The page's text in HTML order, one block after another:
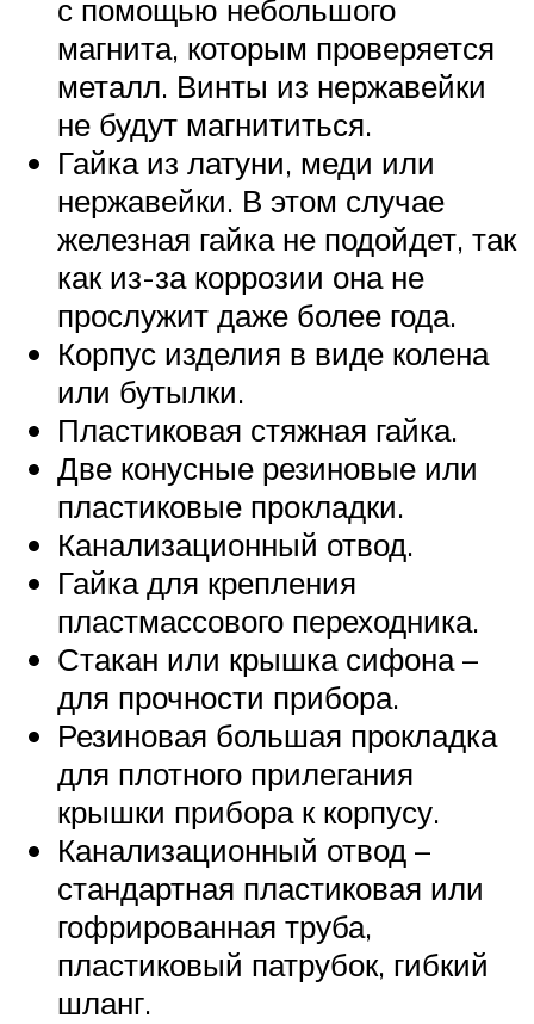
с помощью небольшого
магнита, которым проверяется
металл. Винты из нержавейки
не будут магнититься.
Гайка из латуни, меди или
нержавейки. В этом случае
железная гайка не подойдет, так
как из-за коррозии она не
прослужит даже более года.
Корпус изделия в виде колена
или бутылки.
Пластиковая стяжная гайка.
Две конусные резиновые или
пластиковые прокладки.
Канализационный отвод.
Гайка для крепления
пластмассового переходника.
Стакан или крышка сифона –
для прочности прибора.
Резиновая большая прокладка
для плотного прилегания
крышки прибора к корпусу.
Канализационный отвод –
стандартная пластиковая или
гофрированная труба,
пластиковый патрубок, гибкий
шланг.